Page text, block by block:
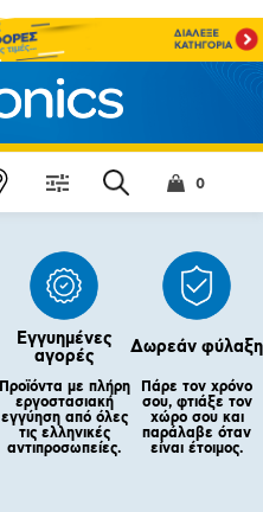
0
Εγγυημένες
αγορές
Προϊόντα με πλήρη
εργοστασιακή
εγγύηση από όλες
τις ελληνικές
αντιπροσωπείες.
Δωρεάν φύλαξη
Πάρε τον χρόνο
σου, φτιάξε τον
χώρο σου και
παράλαβε όταν
είναι έτοιμος.